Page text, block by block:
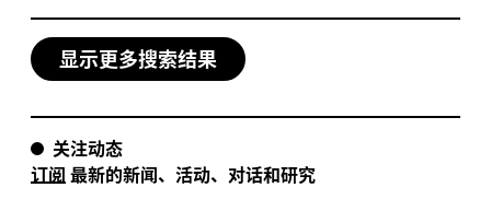
显示更多搜索结果
关注动态
订阅 最新的新闻、活动、对话和研究